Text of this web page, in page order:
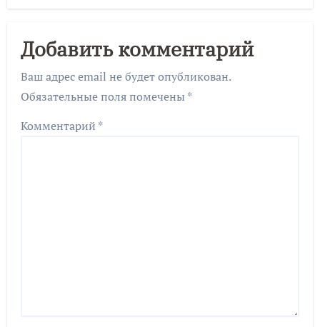
Добавить комментарий
Ваш адрес email не будет опубликован.
Обязательные поля помечены *
Комментарий *